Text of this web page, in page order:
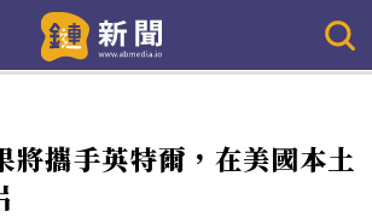
將攜手英特爾，在美國本土